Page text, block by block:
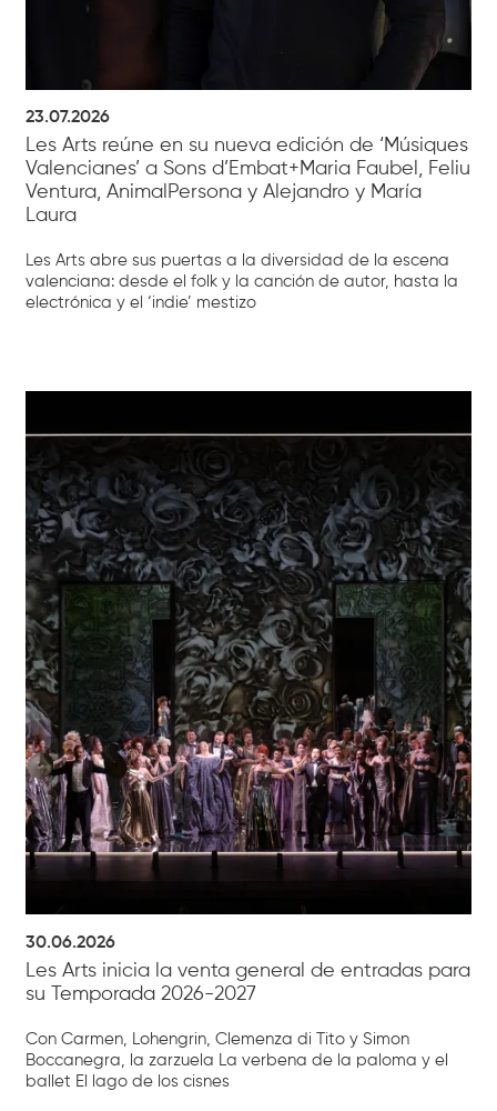
23.07.2026
Les Arts reúne en su nueva edición de ‘Músiques
Valencianes’ a Sons d’Embat+Maria Faubel, Feliu
Ventura, AnimalPersona y Alejandro y María
Laura
Les Arts abre sus puertas a la diversidad de la escena
valenciana: desde el folk y la canción de autor, hasta la
electrónica y el ‘indie’ mestizo
30.06.2026
Les Arts inicia la venta general de entradas para
su Temporada 2026-2027
Con Carmen, Lohengrin, Clemenza di Tito y Simon
Boccanegra, la zarzuela La verbena de la paloma y el
ballet El lago de los cisnes